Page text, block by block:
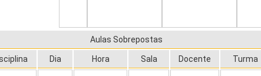
Aulas Sobrepostas
Dia Hora Sala Docente Turma